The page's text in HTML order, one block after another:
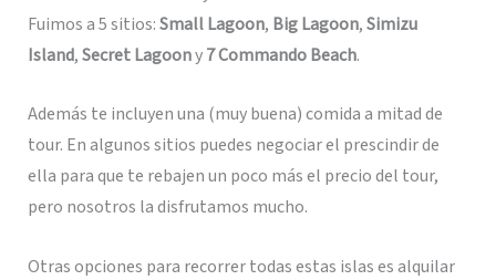
Fuimos a 5 sitios:Small Lagoon, Big Lagoon,Simizu
Island,Secret Lagoony7 Commando Beach.
Además te incluyen una (muy buena) comida a mitad de
tour. En algunos sitios puedes negociar el prescindir de
ella para que te rebajen un poco más el precio del tour,
pero nosotros la disfrutamos mucho.
Otras opciones para recorrer todas estas islas es alquilar